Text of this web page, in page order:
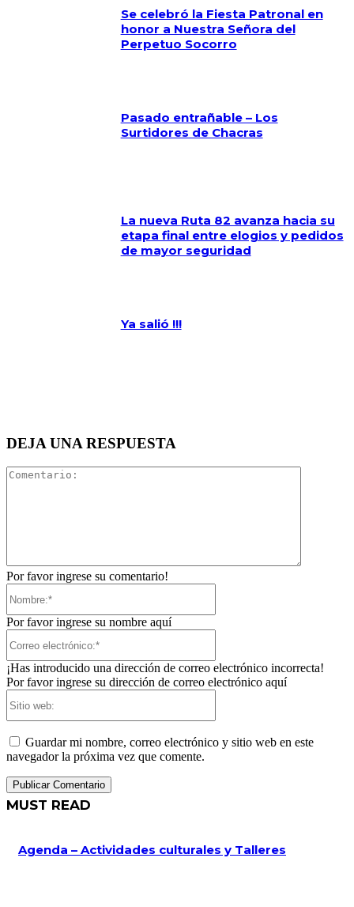
Se celebró la Fiesta Patronal en
honor a Nuestra Señora del
Perpetuo Socorro
Pasado entrañable – Los
Surtidores de Chacras
La nueva Ruta 82 avanza hacia su
etapa final entre elogios y pedidos
de mayor seguridad
Ya salió !!!
DEJA UNA RESPUESTA
Por favor ingrese su comentario!
Por favor ingrese su nombre aquí
¡Has introducido una dirección de correo electrónico incorrecta!
Por favor ingrese su dirección de correo electrónico aquí
Guardar mi nombre, correo electrónico y sitio web en este
navegador la próxima vez que comente.
MUST READ
Agenda – Actividades culturales y Talleres